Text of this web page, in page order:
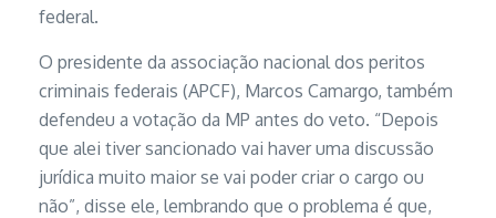
federal.
O presidente da associação nacional dos peritos
criminais federais (APCF), Marcos Camargo, também
defendeu a votação da MP antes do veto. “Depois
que alei tiver sancionado vai haver uma discussão
jurídica muito maior se vai poder criar o cargo ou
não”, disse ele, lembrando que o problema é que,